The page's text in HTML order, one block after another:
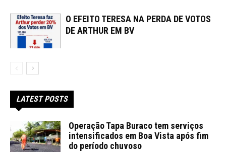
O EFEITO TERESA NA PERDA DE VOTOS
DE ARTHUR EM BV
LATEST POSTS
Operação Tapa Buraco tem serviços
intensificados em Boa Vista após fim
do período chuvoso